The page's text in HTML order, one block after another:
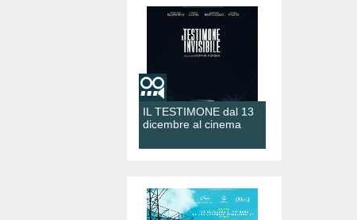
IL TESTIMONE dal 13
dicembre al cinema